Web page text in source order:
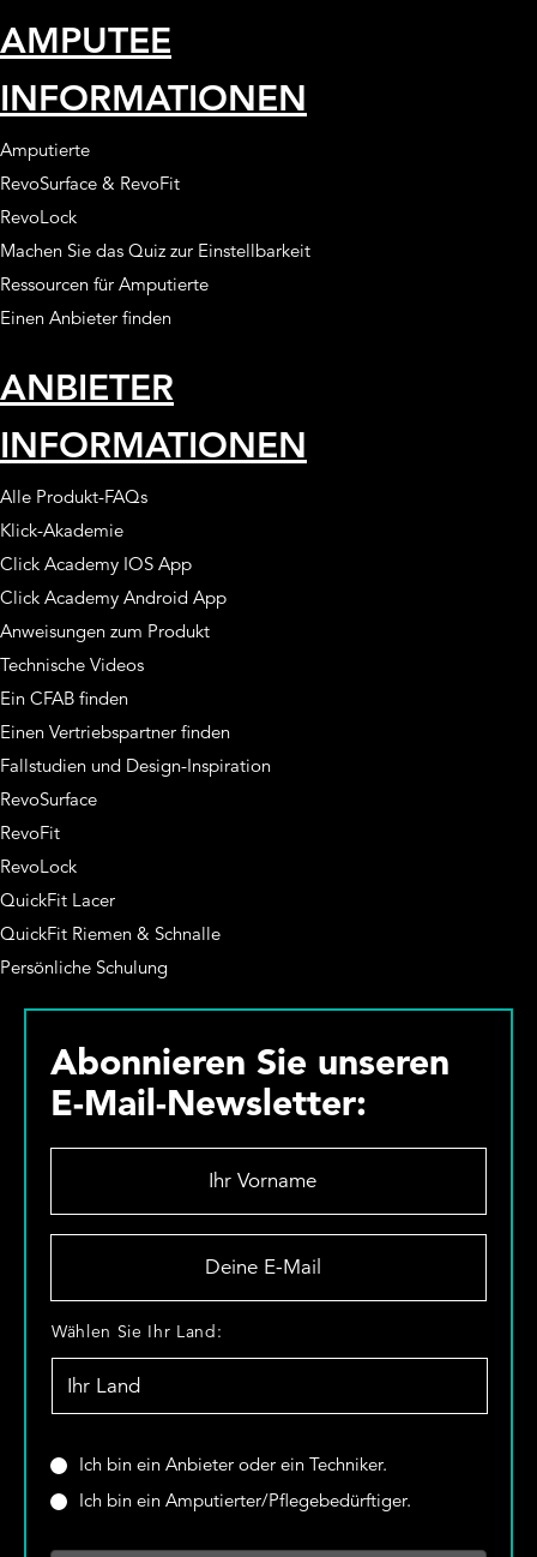
AMPUTEE
INFORMATIONEN
Amputierte
RevoSurface & RevoFit
RevoLock
Machen Sie das Quiz zur Einstellbarkeit
Ressourcen für Amputierte
Einen Anbieter finden
ANBIETER
INFORMATIONEN
Alle Produkt-FAQs
Klick-Akademie
Click Academy IOS App
Click Academy Android App
Anweisungen zum Produkt
Technische Videos
Ein CFAB finden
Einen Vertriebspartner finden
Fallstudien und Design-Inspiration
RevoSurface
RevoFit
RevoLock
QuickFit Lacer
QuickFit Riemen & Schnalle
Persönliche Schulung
Abonnieren Sie unseren
E-Mail-Newsletter:
r
V
a
i
n
e
a
l
W
ä
l
n
S
i
Wählen Sie Ihr Land:
S
i
n
Ich bin ein Anbieter oder ein Techniker.
Ich bin ein Amputierter/Pflegebedürftiger.